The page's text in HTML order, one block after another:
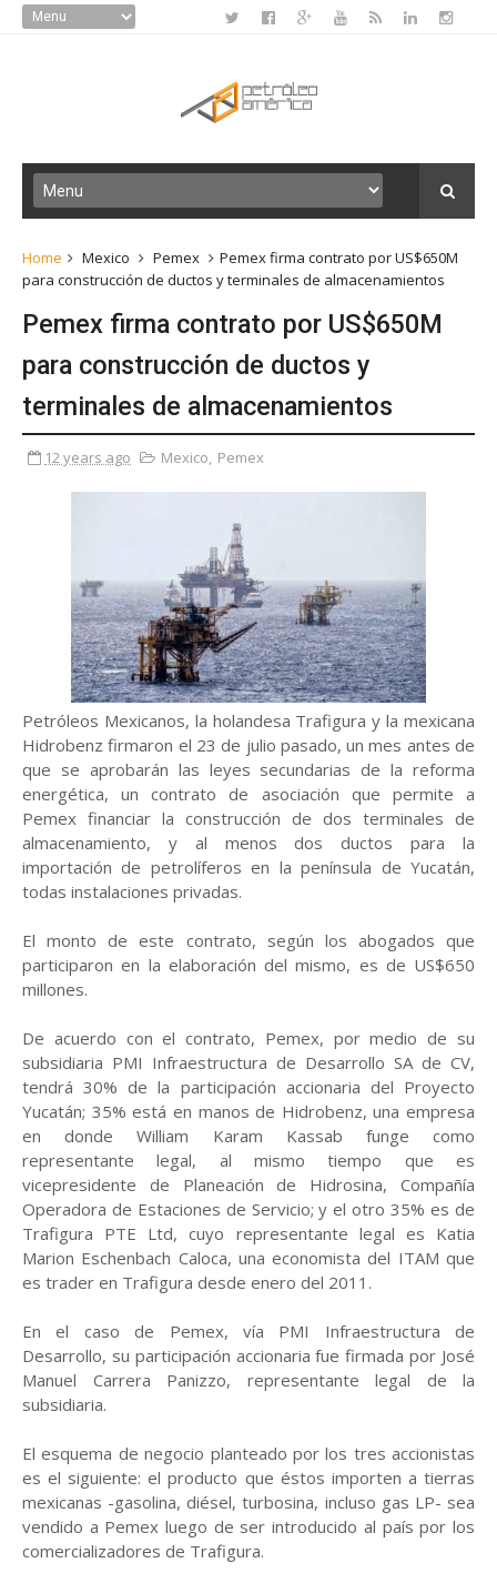
Home Mexico Pemex
Pemex firma contrato por US$650M
para construcción de ductos y terminales de almacenamientos
Pemex firma contrato por US$650M
para construcción de ductos y
terminales de almacenamientos
12 years ago Mexico, Pemex
Petróleos Mexicanos, la holandesa Trafigura y la mexicana
Hidrobenz firmaron el 23 de julio pasado, un mes antes de
que se aprobarán las leyes secundarias de la reforma
energética, un contrato de asociación que permite a
Pemex financiar la construcción de dos terminales de
almacenamiento, y al menos dos ductos para la
importación de petrolíferos en la península de Yucatán,
todas instalaciones privadas.
El monto de este contrato, según los abogados que
participaron en la elaboración del mismo, es de US$650
millones.
De acuerdo con el contrato, Pemex, por medio de su
subsidiaria PMI Infraestructura de Desarrollo SA de CV,
tendrá 30% de la participación accionaria del Proyecto
Yucatán; 35% está en manos de Hidrobenz, una empresa
en donde William Karam Kassab funge como
representante legal, al mismo tiempo que es
vicepresidente de Planeación de Hidrosina, Compañía
Operadora de Estaciones de Servicio; y el otro 35% es de
Trafigura PTE Ltd, cuyo representante legal es Katia
Marion Eschenbach Caloca, una economista del ITAM que
es trader en Trafigura desde enero del 2011.
En el caso de Pemex, vía PMI Infraestructura de
Desarrollo, su participación accionaria fue firmada por José
Manuel Carrera Panizzo, representante legal de la
subsidiaria.
El esquema de negocio planteado por los tres accionistas
es el siguiente: el producto que éstos importen a tierras
mexicanas -gasolina, diésel, turbosina, incluso gas LP- sea
vendido a Pemex luego de ser introducido al país por los
comercializadores de Trafigura.